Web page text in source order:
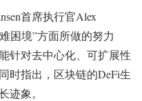
首席执行官Alex
困境”方面所做的努力
对去中心化、可扩展性
指出，区块链的DeFi生
迹象。